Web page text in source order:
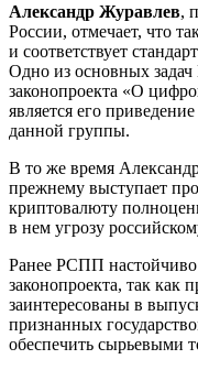
Александр Журавлев,
России, отмечает, что
и соответствует
Одно из основных
законопроекта «О
является его
данной группы.
В то же время
прежнему выступает
криптовалюту
в нем угрозу
Ранее РСПП настойчиво
законопроекта, так как
заинтересованы в
признанных
обеспечить сырьевыми